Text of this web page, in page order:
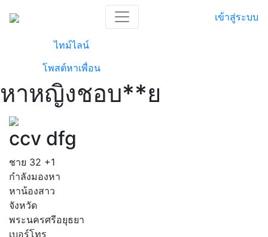
เข้าสู่ระบบ
ไทม์ไลน์
โพสต์หาเพื่อน
หาหญิงชอบ**ย
ccv dfg
ชาย 32 +1
กำลังมองหา
หาน้องสาว
จังหวัด
พระนครศรีอยุธยา
เบอร์โทร